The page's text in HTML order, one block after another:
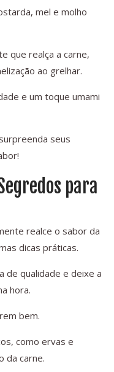
mel e molho
que realça a carne,
ao grelhar.
e um toque umami
seus
para
realce o sabor da
dicas práticas.
de qualidade e deixe a
hora.
bem.
como ervas e
da carne.